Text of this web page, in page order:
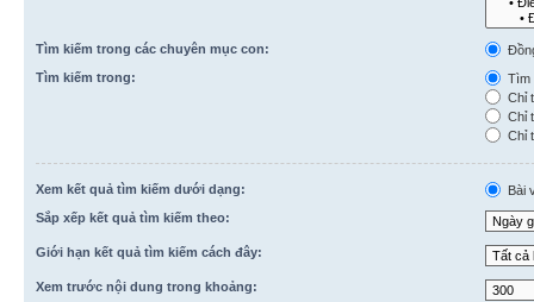
Tìm kiếm trong các chuyên mục con:
Tìm kiếm trong:
Tìm
Chỉ
Chỉ
Chỉ
Xem kết quả tìm kiếm dưới dạng:
Bài
Sắp xếp kết quả tìm kiếm theo:
Giới hạn kết quả tìm kiếm cách đây:
Xem trước nội dung trong khoảng: